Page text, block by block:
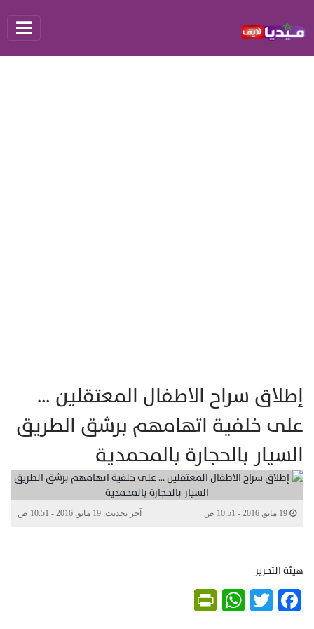
إطلاق سراح الاطفال المعتقلين …
على خلفية اتهامهم برشق الطريق
السيار بالحجارة بالمحمدية
آخر تحديث: 19 مايو, 2016 - 10:51 ص
هيئة التحرير
Facebook
Twitter
WhatsApp